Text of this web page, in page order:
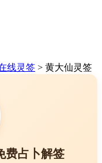
线灵签 > 黄大仙灵签
费占卜解签